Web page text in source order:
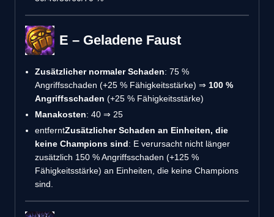
E – Geladene Faust
Zusätzlicher normaler Schaden: 75 %
Angriffsschaden (+25 % Fähigkeitsstärke) ⇒ 100 %
Angriffsschaden (+25 % Fähigkeitsstärke)
Manakosten: 40 ⇒ 25
entferntZusätzlicher Schaden an Einheiten, die
keine Champions sind: E verursacht nicht länger
zusätzlich 150 % Angriffsschaden (+125 %
Fähigkeitsstärke) an Einheiten, die keine Champions
sind.